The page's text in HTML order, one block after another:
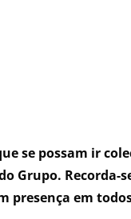
se possam ir
Recorda-
presença em